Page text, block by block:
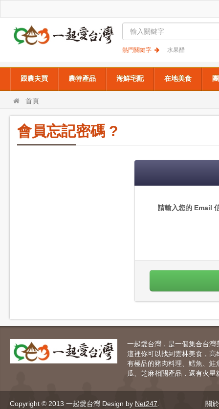
熱門關鍵字 水果醋
跟農夫買 農特產品 海鮮宅配 在地美食
首頁
會員忘記密碼 ?
請輸入您的 Email
一起愛台灣，是一個集合台
這裡你可以找到雲林美食，
有極品的豬肉料理、鱈魚、
瓜、芝麻相關產品，還有火
Copyright © 2013 一起愛台灣 Design by Net247
關